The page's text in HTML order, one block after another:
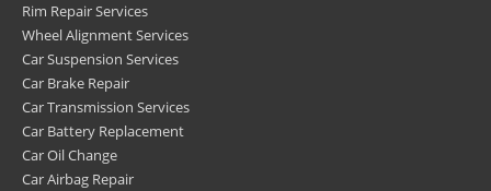
Rim Repair Services
Wheel Alignment Services
Car Suspension Services
Car Brake Repair
Car Transmission Services
Car Battery Replacement
Car Oil Change
Car Airbag Repair